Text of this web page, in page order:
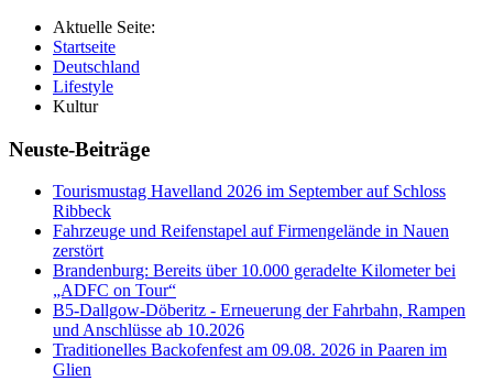
Aktuelle Seite:
Startseite
Deutschland
Lifestyle
Kultur
Neuste-Beiträge
Tourismustag Havelland 2026 im September auf Schloss
Ribbeck
Fahrzeuge und Reifenstapel auf Firmengelände in Nauen
zerstört
Brandenburg: Bereits über 10.000 geradelte Kilometer bei
„ADFC on Tour“
B5-Dallgow-Döberitz - Erneuerung der Fahrbahn, Rampen
und Anschlüsse ab 10.2026
Traditionelles Backofenfest am 09.08. 2026 in Paaren im
Glien